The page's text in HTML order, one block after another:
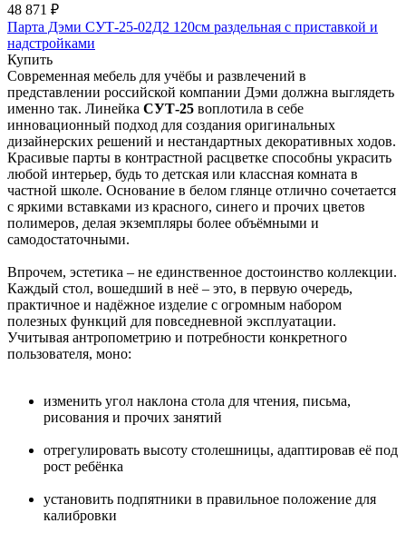
48 871 ₽
Парта Дэми СУТ-25-02Д2 120см раздельная с приставкой и
надстройками
Купить
Современная мебель для учёбы и развлечений в
представлении российской компании Дэми должна выглядеть
именно так. Линейка СУТ-25 воплотила в себе
инновационный подход для создания оригинальных
дизайнерских решений и нестандартных декоративных ходов.
Красивые парты в контрастной расцветке способны украсить
любой интерьер, будь то детская или классная комната в
частной школе. Основание в белом глянце отлично сочетается
с яркими вставками из красного, синего и прочих цветов
полимеров, делая экземпляры более объёмными и
самодостаточными.
Впрочем, эстетика – не единственное достоинство коллекции.
Каждый стол, вошедший в неё – это, в первую очередь,
практичное и надёжное изделие с огромным набором
полезных функций для повседневной эксплуатации.
Учитывая антропометрию и потребности конкретного
пользователя, моно:
изменить угол наклона стола для чтения, письма,
рисования и прочих занятий
отрегулировать высоту столешницы, адаптировав её под
рост ребёнка
установить подпятники в правильное положение для
калибровки